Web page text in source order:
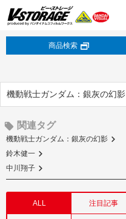
商品検索
機動戦士ガンダム：銀灰の幻影
関連タグ
機動戦士ガンダム：銀灰の幻影
鈴木健一
中川翔子
ALL 注目記事